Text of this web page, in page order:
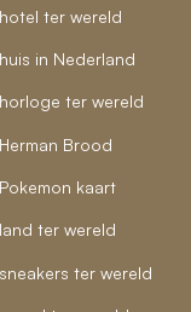
ter wereld
in Nederland
ter wereld
Brood
kaart
ter wereld
ter wereld